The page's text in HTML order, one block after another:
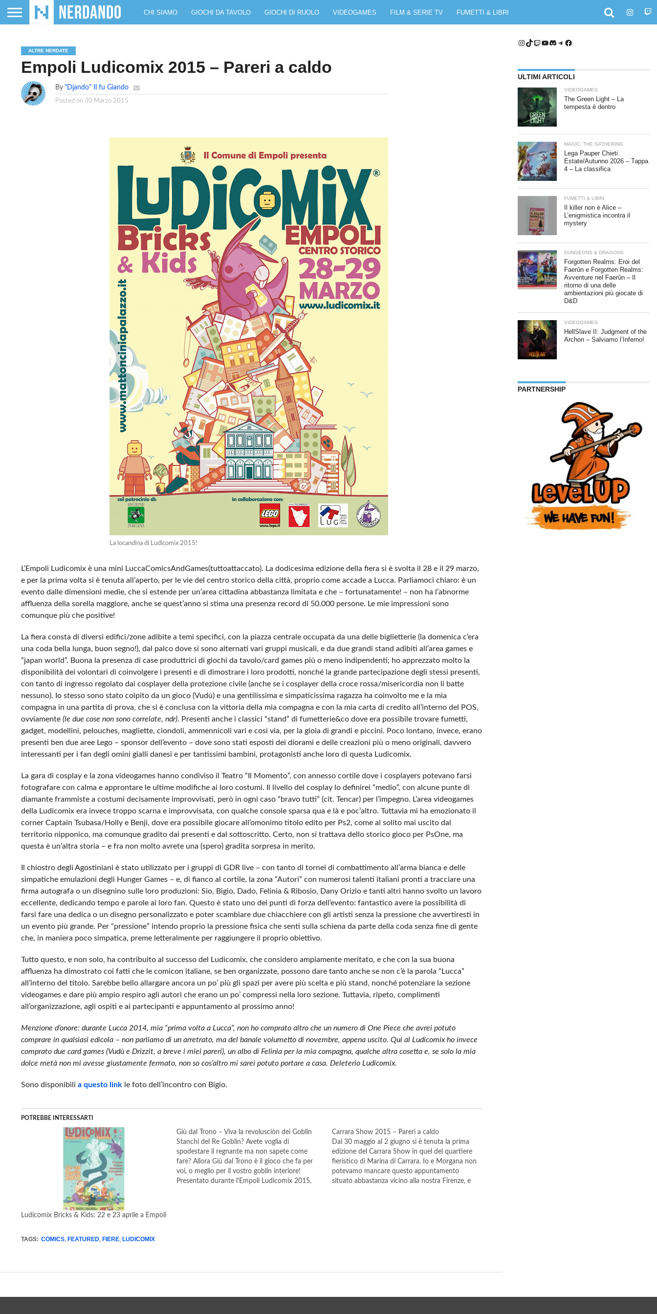
CHI SIAMO GIOCHI DA TAVOLO GIOCHI DI RUOLO VIDEOGAMES FILM & SERIE TV FUMETTI & LIBRI
ALTRE NERDATE
Empoli Ludicomix 2015 – Pareri a caldo
By "Djando" Il fu Giando
Posted on 30 Marzo 2015
La locandina di Ludicomix 2015!
L’Empoli Ludicomix è una mini LuccaComicsAndGames(tuttoattaccato). La dodicesima edizione della fiera si è svolta il 28 e il 29 marzo,
e per la prima volta si è tenuta all’aperto, per le vie del centro storico della città, proprio come accade a Lucca. Parliamoci chiaro: è un
evento dalle dimensioni medie, che si estende per un’area cittadina abbastanza limitata e che – fortunatamente! – non ha l’abnorme
affluenza della sorella maggiore, anche se quest’anno si stima una presenza record di 50.000 persone. Le mie impressioni sono
comunque più che positive!
La fiera consta di diversi edifici/zone adibite a temi specifici, con la piazza centrale occupata da una delle biglietterie (la domenica c’era
una coda bella lunga, buon segno!), dal palco dove si sono alternati vari gruppi musicali, e da due grandi stand adibiti all’area games e
“japan world”. Buona la presenza di case produttrici di giochi da tavolo/card games più o meno indipendenti; ho apprezzato molto la
disponibilità dei volontari di coinvolgere i presenti e di dimostrare i loro prodotti, nonché la grande partecipazione degli stessi presenti,
con tanto di ingresso regolato dai cosplayer della protezione civile (anche se i cosplayer della croce rossa/misericordia non li batte
nessuno). Io stesso sono stato colpito da un gioco (Vudù) e una gentilissima e simpaticissima ragazza ha coinvolto me e la mia
compagna in una partita di prova, che si è conclusa con la vittoria della mia compagna e con la mia carta di credito all’interno del POS,
ovviamente (le due cose non sono correlate, ndr). Presenti anche i classici “stand” di fumetterie&co dove era possibile trovare fumetti,
gadget, modellini, pelouches, magliette, ciondoli, ammennicoli vari e così via, per la gioia di grandi e piccini. Poco lontano, invece, erano
presenti ben due aree Lego – sponsor dell’evento – dove sono stati esposti dei diorami e delle creazioni più o meno originali, davvero
interessanti per i fan degli omini gialli danesi e per tantissimi bambini, protagonisti anche loro di questa Ludicomix.
La gara di cosplay e la zona videogames hanno condiviso il Teatro “Il Momento”, con annesso cortile dove i cosplayers potevano farsi
fotografare con calma e approntare le ultime modifiche ai loro costumi. Il livello del cosplay lo definirei “medio”, con alcune punte di
diamante frammiste a costumi decisamente improvvisati, però in ogni caso “bravo tutti” (cit. Tencar) per l’impegno. L’area videogames
della Ludicomix era invece troppo scarna e improvvisata, con qualche console sparsa qua e là e poc’altro. Tuttavia mi ha emozionato il
corner Captain Tsubasa/Holly e Benji, dove era possibile giocare all’omonimo titolo edito per Ps2, come al solito mai uscito dal
territorio nipponico, ma comunque gradito dai presenti e dal sottoscritto. Certo, non si trattava dello storico gioco per PsOne, ma
questa è un’altra storia – e fra non molto avrete una (spero) gradita sorpresa in merito.
Il chiostro degli Agostiniani è stato utilizzato per i gruppi di GDR live – con tanto di tornei di combattimento all’arma bianca e delle
simpatiche emulazioni degli Hunger Games – e, di fianco al cortile, la zona “Autori” con numerosi talenti italiani pronti a tracciare una
firma autografa o un disegnino sulle loro produzioni: Sio, Bigio, Dado, Felinia & Ribosio, Dany Orizio e tanti altri hanno svolto un lavoro
eccellente, dedicando tempo e parole ai loro fan. Questo è stato uno dei punti di forza dell’evento: fantastico avere la possibilità di
farsi fare una dedica o un disegno personalizzato e poter scambiare due chiacchiere con gli artisti senza la pressione che avvertiresti in
un evento più grande. Per “pressione” intendo proprio la pressione fisica che senti sulla schiena da parte della coda senza fine di gente
che, in maniera poco simpatica, preme letteralmente per raggiungere il proprio obiettivo.
Tutto questo, e non solo, ha contribuito al successo del Ludicomix, che considero ampiamente meritato, e che con la sua buona
affluenza ha dimostrato coi fatti che le comicon italiane, se ben organizzate, possono dare tanto anche se non c’è la parola “Lucca”
all’interno del titolo. Sarebbe bello allargare ancora un po’ più gli spazi per avere più scelta e più stand, nonché potenziare la sezione
videogames e dare più ampio respiro agli autori che erano un po’ compressi nella loro sezione. Tuttavia, ripeto, complimenti
all’organizzazione, agli ospiti e ai partecipanti e appuntamento al prossimo anno!
Menzione d’onore: durante Lucca 2014, mia “prima volta a Lucca”, non ho comprato altro che un numero di One Piece che avrei potuto
comprare in qualsiasi edicola – non parliamo di un arretrato, ma del banale volumetto di novembre, appena uscito. Qui al Ludicomix ho invece
comprato due card games (Vudù e Drizzit, a breve i miei pareri), un albo di Felinia per la mia compagna, qualche altra cosetta e, se solo la mia
dolce metà non mi avesse giustamente fermato, non so cos’altro mi sarei potuto portare a casa. Deleterio Ludicomix.
Sono disponibili a questo link le foto dell’incontro con Bigio.
POTREBBE INTERESSARTI
Ludicomix Bricks & Kids: 22 e 23 aprile a Empoli
Giù dal Trono – Viva la revolusciòn dei Goblin
Stanchi del Re Goblin? Avete voglia di
spodestare il regnante ma non sapete come
fare? Allora Giù dal Trono è il gioco che fa per
voi, o meglio per il vostro goblin interiore!
Presentato durante l'Empoli Ludicomix 2015,
Carrara Show 2015 – Pareri a caldo
Dal 30 maggio al 2 giugno si è tenuta la prima
edizione del Carrara Show in quel del quartiere
fieristico di Marina di Carrara. Io e Morgana non
potevamo mancare questo appuntamento
situato abbastanza vicino alla nostra Firenze, e
TAGS: COMICS, FEATURED, FIERE, LUDICOMIX
Instagram
TikTok
Twitch
YouTube
Discord
Telegram
Facebook
ULTIMI ARTICOLI
VIDEOGAMES
The Green Light – La
tempesta è dentro
MAGIC: THE GATHERING
Lega Pauper Chieti
Estate/Autunno 2026 – Tappa
4 – La classifica
FUMETTI & LIBRI
Il killer non è Alice –
L’enigmistica incontra il
mystery
DUNGEONS & DRAGONS
Forgotten Realms: Eroi del
Faerûn e Forgotten Realms:
Avventure nel Faerûn – Il
ritorno di una delle
ambientazioni più giocate di
D&D
VIDEOGAMES
HellSlave II: Judgment of the
Archon – Salviamo l’Inferno!
PARTNERSHIP